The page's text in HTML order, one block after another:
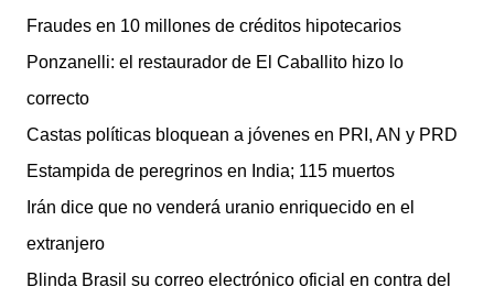
Fraudes en 10 millones de créditos hipotecarios
Ponzanelli: el restaurador de El Caballito hizo lo
correcto
Castas políticas bloquean a jóvenes en PRI, AN y PRD
Estampida de peregrinos en India; 115 muertos
Irán dice que no venderá uranio enriquecido en el
extranjero
Blinda Brasil su correo electrónico oficial en contra del